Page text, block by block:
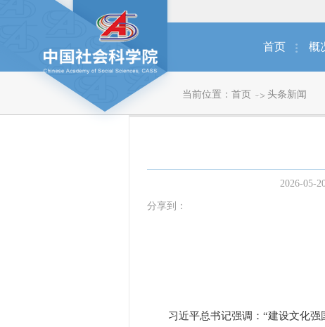
首页 概
当前位置： 首页 头条新闻
2026-05-
分享到：
习近平总书记强调：“建设文化强